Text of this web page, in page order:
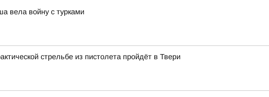
вела войну с турками
стрельбе из пистолета пройдёт в Твери